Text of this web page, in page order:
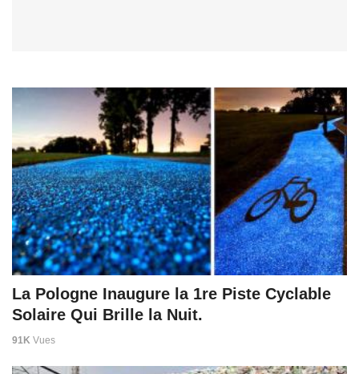
La Pologne Inaugure la 1re Piste Cyclable
Solaire Qui Brille la Nuit.
91K Vues